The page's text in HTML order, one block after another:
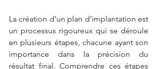
La création d’un plan d’implantation est
un processus rigoureux qui se déroule
en plusieurs étapes, chacune ayant son
importance dans la précision du
résultat final. Comprendre ces étapes